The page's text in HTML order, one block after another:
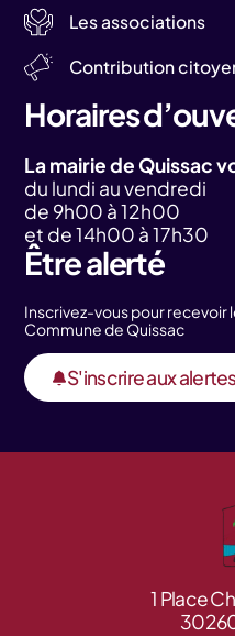
Les associations
Contribution
Horaires
La mairie de Quissac
du lundi au vendredi
de 9h00 à 12h00
et de 14h00 à 17h30
Être alerté
Inscrivez-vous pour
Commune de Quissac
S'inscrire aux alertes
1 Place